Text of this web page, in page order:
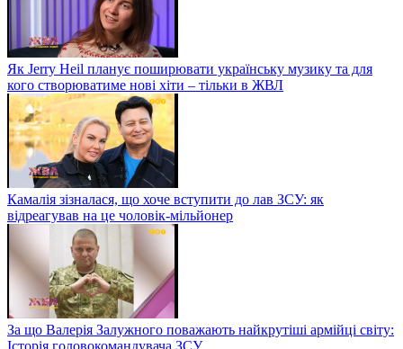
Як Jerry Heil планує поширювати українську музику та для
кого створюватиме нові хіти – тільки в ЖВЛ
Камалія зізналася, що хоче вступити до лав ЗСУ: як
відреагував на це чоловік-мільйонер
За що Валерія Залужного поважають найкрутіші армійці світу:
Історія головокомандувача ЗСУ